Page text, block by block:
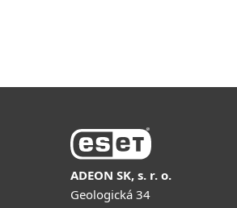
ADEON SK, s. r. o.
Geologická 34